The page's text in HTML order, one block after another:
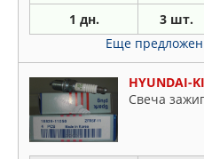
1 дн. 3 шт.
Еще
HYUNDAI-
Свеча